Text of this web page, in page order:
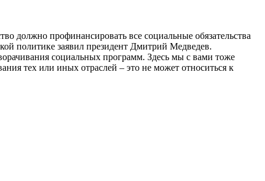
должно профинансировать все социальные обязательства
политике заявил президент Дмитрий Медведев.
социальных программ. Здесь мы с вами тоже
тех или иных отраслей – это не может относиться к